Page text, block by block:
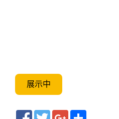
展示中
FacebookTwitterGoogle+